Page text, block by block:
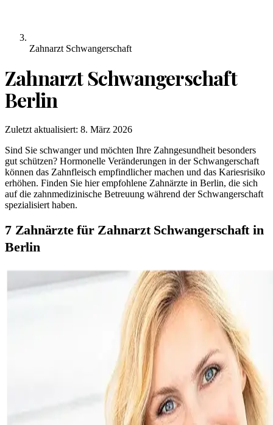
Zahnarzt Schwangerschaft
Zahnarzt Schwangerschaft
Berlin
Zuletzt aktualisiert: 8. März 2026
Sind Sie schwanger und möchten Ihre Zahngesundheit besonders
gut schützen? Hormonelle Veränderungen in der Schwangerschaft
können das Zahnfleisch empfindlicher machen und das Kariesrisiko
erhöhen. Finden Sie hier empfohlene Zahnärzte in Berlin, die sich
auf die zahnmedizinische Betreuung während der Schwangerschaft
spezialisiert haben.
7 Zahnärzte für Zahnarzt Schwangerschaft in
Berlin